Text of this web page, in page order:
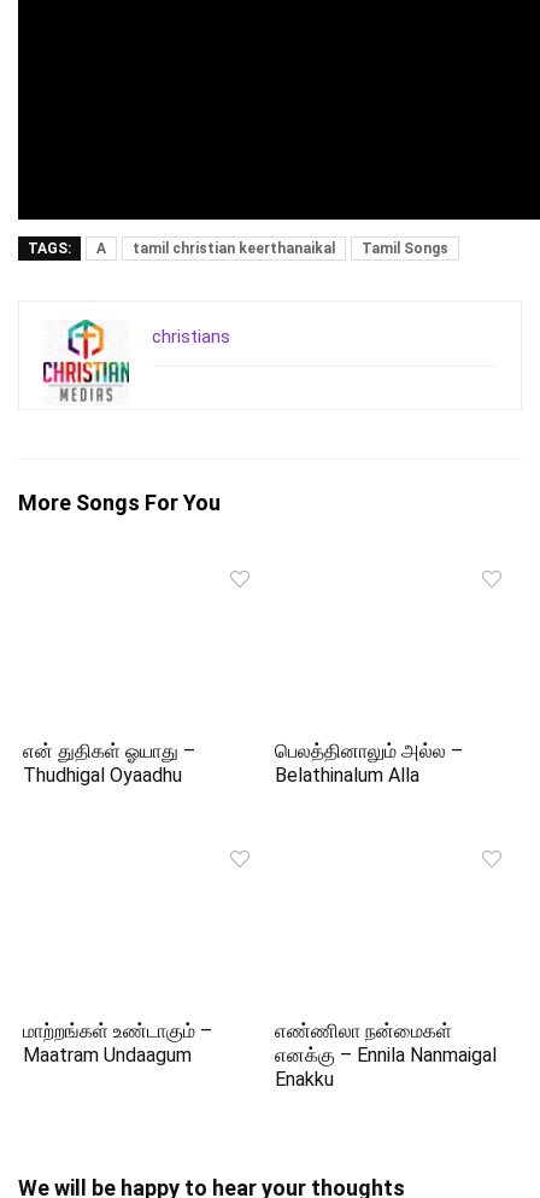
TAGS: A tamil christian keerthanaikal Tamil Songs
christians
More Songs For You
என் துதிகள் ஓயாது –
Thudhigal Oyaadhu
பெலத்தினாலும் அல்ல –
Belathinalum Alla
மாற்றங்கள் உண்டாகும் –
Maatram Undaagum
எண்ணிலா நன்மைகள்
எனக்கு – Ennila Nanmaigal
Enakku
We will be happy to hear your thoughts